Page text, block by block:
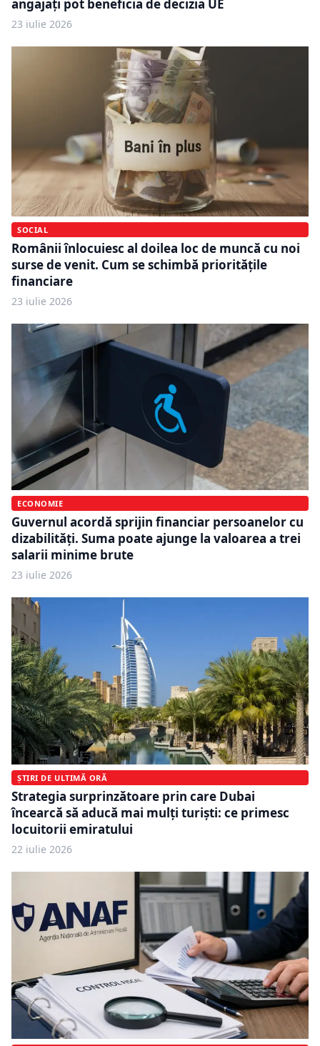
angajați pot beneficia de decizia UE
23 iulie 2026
SOCIAL
Românii înlocuiesc al doilea loc de muncă cu noi
surse de venit. Cum se schimbă prioritățile
financiare
23 iulie 2026
ECONOMIE
Guvernul acordă sprijin financiar persoanelor cu
dizabilități. Suma poate ajunge la valoarea a trei
salarii minime brute
23 iulie 2026
ȘTIRI DE ULTIMĂ ORĂ
Strategia surprinzătoare prin care Dubai
încearcă să aducă mai mulți turiști: ce primesc
locuitorii emiratului
22 iulie 2026